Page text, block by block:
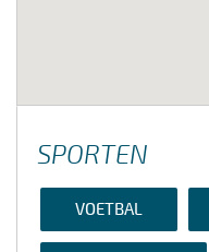
SPORTEN
VOETBAL